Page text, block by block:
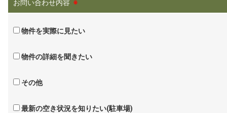
お問い合わせ内容 ※
物件を実際に見たい
物件の詳細を聞きたい
その他
最新の空き状況を知りたい(駐車場)